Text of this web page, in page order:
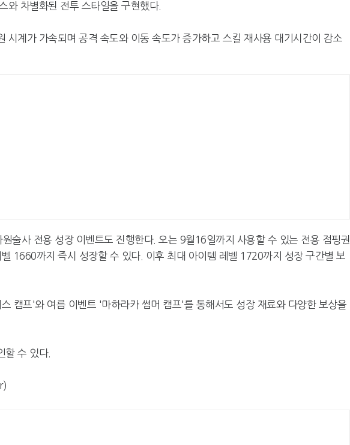
와 차별화된 전투 스타일을 구현했다.
시계가 가속되며 공격 속도와 이동 속도가 증가하고 스킬 재사용 대기시간이 감소
술사 전용 성장 이벤트도 진행한다. 오는 9월16일까지 사용할 수 있는 전용 점핑권
1660까지 즉시 성장할 수 있다. 이후 최대 아이템 레벨 1720까지 성장 구간별 보
캠프'와 여름 이벤트 '마하라카 썸머 캠프'를 통해서도 성장 재료와 다양한 보상을
할 수 있다.